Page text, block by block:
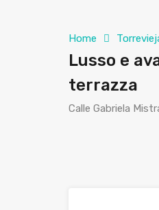
Home
Lusso e
terrazza
Calle Gabriela